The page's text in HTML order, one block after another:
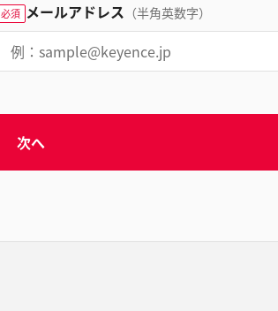
必須 メールアドレス （半角英数字）
次へ